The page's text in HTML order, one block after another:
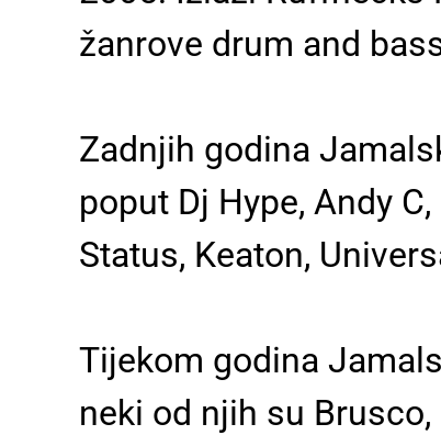
žanrove drum and
Zadnjih godina
poput Dj Hype, Andy
Status, Keaton,
Tijekom godina
neki od njih su Brusco,